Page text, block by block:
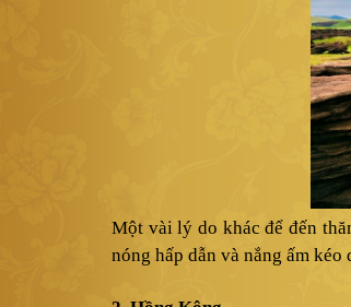
Một vài lý do khác để đến
nóng hấp dẫn và nắng ấm